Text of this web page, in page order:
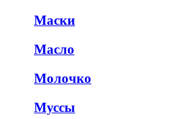
Маски
Масло
Молочко
Муссы